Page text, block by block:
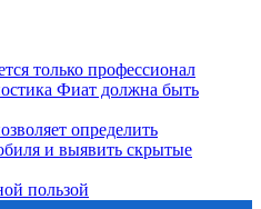
только профессионал
Фиат должна быть
определить
и выявить скрытые
пользой